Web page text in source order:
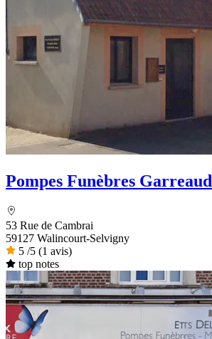
Pompes Funèbres Garreaud
53 Rue de Cambrai
59127 Walincourt-Selvigny
5 /5 (1 avis)
top notes